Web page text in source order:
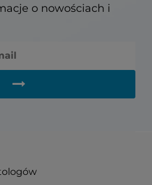
o nowościach i